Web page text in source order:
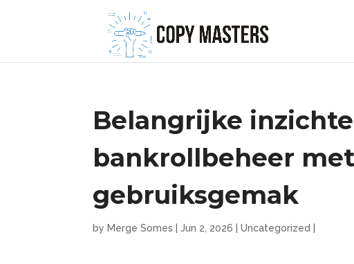
Belangrijke
bankrollbeheer
gebruiksgemak
by Merge Somes |Jun 2, 2026 |Uncategorized